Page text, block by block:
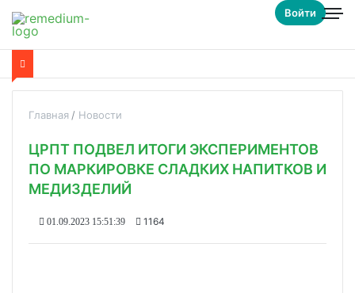
Войти
Главная Новости
ЦРПТ ПОДВЕЛ ИТОГИ ЭКСПЕРИМЕНТОВ
ПО МАРКИРОВКЕ СЛАДКИХ НАПИТКОВ И
МЕДИЗДЕЛИЙ
01.09.2023 15:51:39 1164